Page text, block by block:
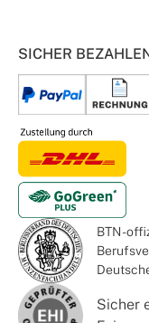
SICHER
BTN -
Sicher